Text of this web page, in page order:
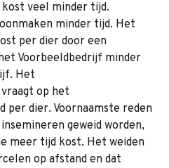
veel minder tijd.
minder tijd. Het
per dier door een
Voorbeeldbedrijf minder
Het
op het
per dier. Voornaamste reden
geweid worden,
meer tijd kost. Het weiden
op afstand en dat